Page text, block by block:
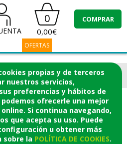
propias y de terceros
nuestros servicios,
preferencias y hábitos de
ofrecerle una mejor
Si continua navegando,
que acepta su uso. Puede
u obtener más
sobre la POLÍTICA DE COOKIES.
0
0,00€
COMPRAR
OFERTAS